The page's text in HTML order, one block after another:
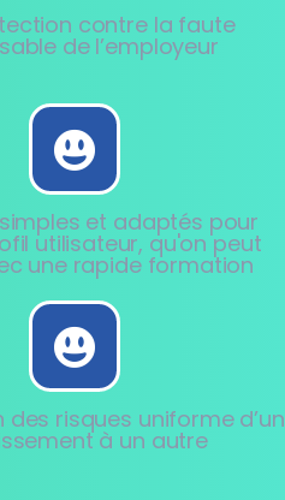
contre la faute
de l’employeur
et adaptés pour
utilisateur, qu'on peut
une rapide formation
des risques uniforme d’un
à un autre